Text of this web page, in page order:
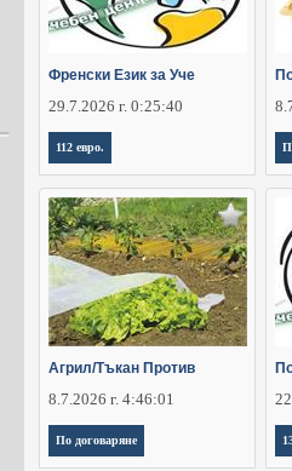
Френски Език за Уче
29.7.2026 г. 0:25:40
112 евро.
Агрил/Тъкан Против
8.7.2026 г. 4:46:01
По договаряне